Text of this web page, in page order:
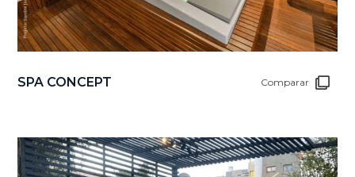
SPA CONCEPT Comparar